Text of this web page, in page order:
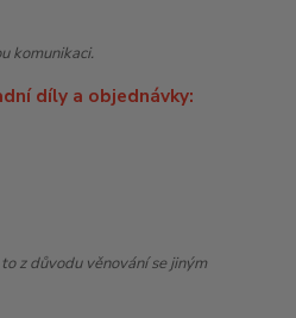
komunikaci.
díly a objednávky:
z důvodu věnování se jiným